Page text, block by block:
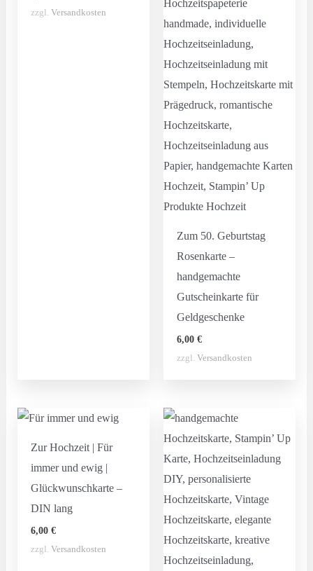
zzgl. Versandkosten
Zum 50. Geburtstag
Rosenkarte –
handgemachte
Gutscheinkarte für
Geldgeschenke
6,00€
zzgl.Versandkosten
Zur Hochzeit | Für
immer und ewig |
Glückwunschkarte –
DIN lang
6,00 €
zzgl. Versandkosten